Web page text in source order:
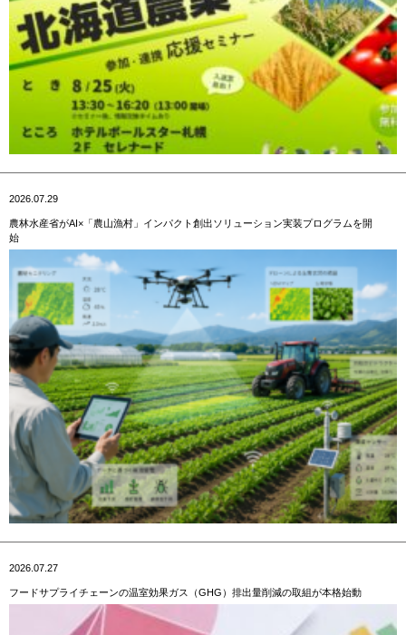
2026.07.29
農林水産省がAI×「農山漁村」インパクト創出ソリューション実装プログラムを開
始
2026.07.27
フードサプライチェーンの温室効果ガス（GHG）排出量削減の取組が本格始動